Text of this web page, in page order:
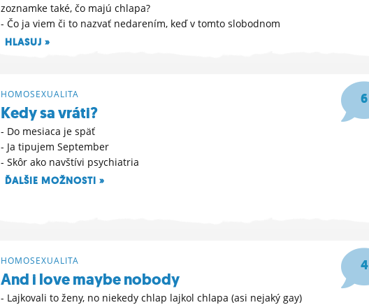
zoznamke také, čo majú chlapa?
- Čo ja viem či to nazvať nedarením, keď v tomto slobodnom
HLASUJ »
6
HOMOSEXUALITA
Kedy sa vráti?
- Do mesiaca je späť
- Ja tipujem September
- Skôr ako navštívi psychiatria
ĎALŠIE MOŽNOSTI »
4
HOMOSEXUALITA
And i love maybe nobody
- Lajkovali to ženy, no niekedy chlap lajkol chlapa (asi nejaký gay)